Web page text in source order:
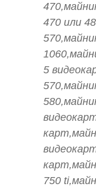
470 или
5
750